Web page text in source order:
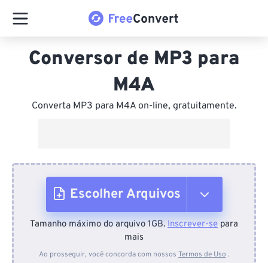
Conversor de MP3 para
M4A
Converta MP3 para M4A on-line, gratuitamente.
Escolher Arquivos
Do dispositivo
Tamanho máximo do arquivo 1GB. Inscrever-se para
mais
Ao prosseguir, você concorda com nossos Termos de Uso .